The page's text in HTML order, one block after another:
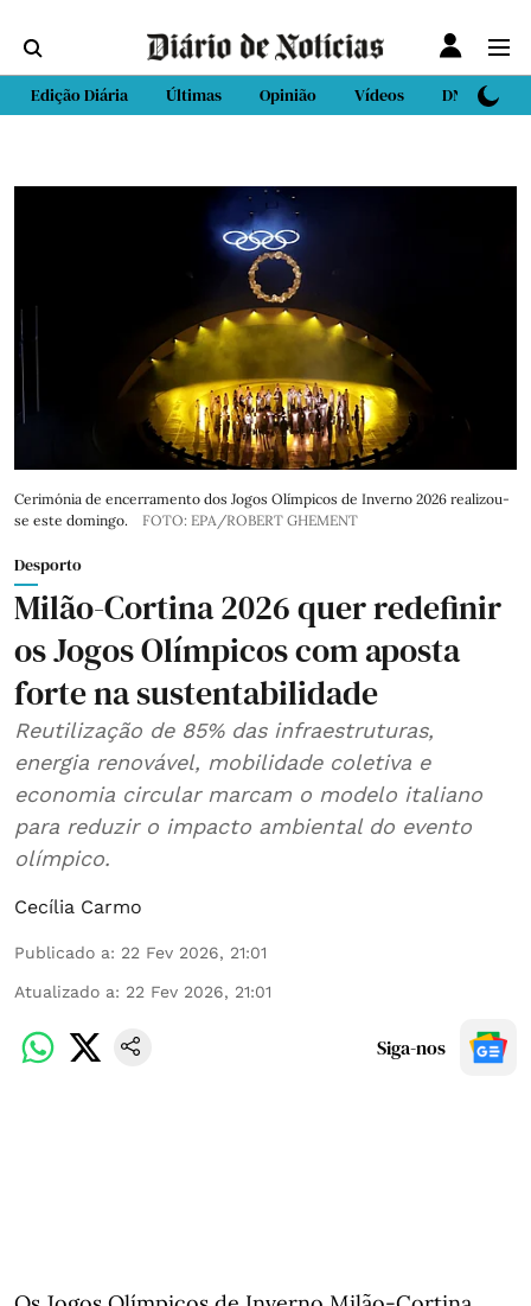
Edição Diária Últimas Opinião Vídeos DN Sport
Cerimónia de encerramento dos Jogos Olímpicos de Inverno 2026 realizou-
se este domingo.
FOTO: EPA/ROBERT GHEMENT
Desporto
Milão-Cortina 2026 quer redefinir
os Jogos Olímpicos com aposta
forte na sustentabilidade
Reutilização de 85% das infraestruturas,
energia renovável, mobilidade coletiva e
economia circular marcam o modelo italiano
para reduzir o impacto ambiental do evento
olímpico.
Cecília Carmo
Publicado a: 22 Fev 2026, 21:01
Atualizado a: 22 Fev 2026, 21:01
Siga-nos